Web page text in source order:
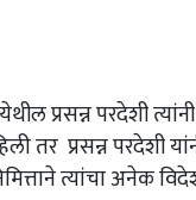
प्रसन्न परदेशी
तर प्रसन्न
त्यांचा अनेक